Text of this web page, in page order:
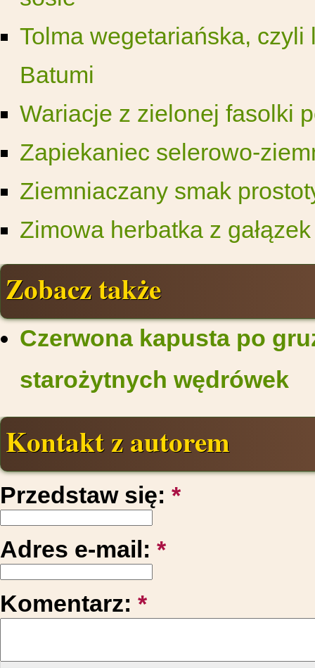
Tolma wegetariańska,
Batumi
Wariacje z zielonej fasolki
Zapiekaniec selerowo-
Ziemniaczany smak
Zimowa herbatka z
Zobacz także
Czerwona kapusta po
starożytnych wędrówek
Kontakt z autorem
Przedstaw się: *
Adres e-mail: *
Komentarz: *